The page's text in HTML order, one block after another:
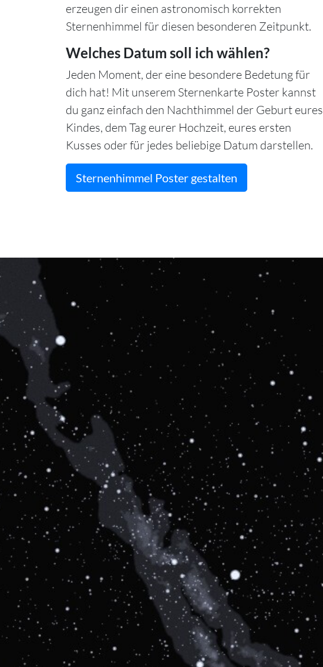
erzeugen dir einen astronomisch korrekten
Sternenhimmel für diesen besonderen Zeitpunkt.
Welches Datum soll ich wählen?
Jeden Moment, der eine besondere Bedetung für
dich hat! Mit unserem Sternenkarte Poster kannst
du ganz einfach den Nachthimmel der Geburt eures
Kindes, dem Tag eurer Hochzeit, eures ersten
Kusses oder für jedes beliebige Datum darstellen.
Sternenhimmel Poster gestalten